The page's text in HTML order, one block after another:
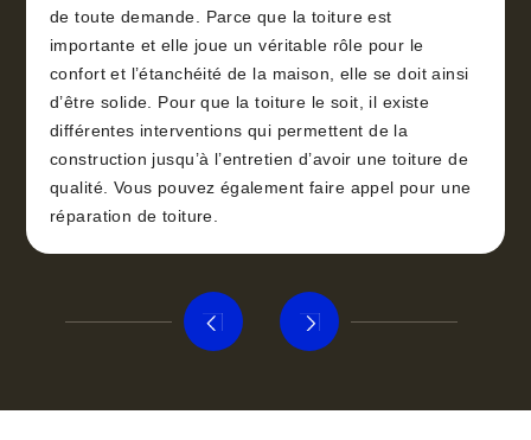
de toute demande. Parce que la toiture est
importante et elle joue un véritable rôle pour le
confort et l’étanchéité de la maison, elle se doit ainsi
d’être solide. Pour que la toiture le soit, il existe
différentes interventions qui permettent de la
construction jusqu’à l’entretien d’avoir une toiture de
qualité. Vous pouvez également faire appel pour une
réparation de toiture.